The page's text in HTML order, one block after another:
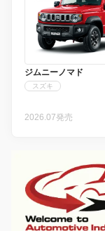
ジムニーノマド
スズキ
2026.07発売